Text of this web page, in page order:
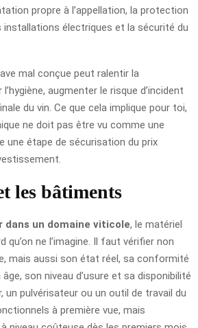
propre à l’appellation, la protection
installations électriques et la sécurité du
mal conçue peut ralentir la
augmenter le risque d’incident
du vin. Ce que cela implique pour toi,
ne doit pas être vu comme une
une étape de sécurisation du prix
les bâtiments
dans un domaine viticole, le matériel
qu’on ne l’imagine. Il faut vérifier non
mais aussi son état réel, sa conformité
son niveau d’usure et sa disponibilité
un pulvérisateur ou un outil de travail du
à première vue, mais